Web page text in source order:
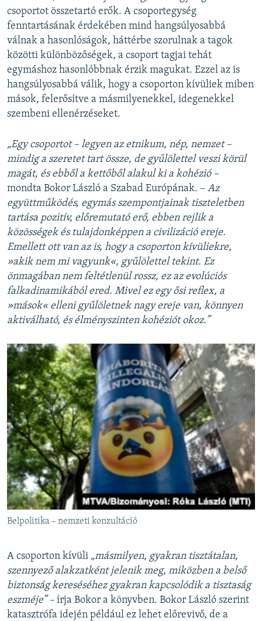
csoportot összetartó erők. A csoportegység
fenntartásának érdekében mind hangsúlyosabbá
válnak a hasonlóságok, háttérbe szorulnak a tagok
közötti különbözőségek, a csoport tagjai tehát
egymáshoz hasonlóbbnak érzik magukat. Ezzel az is
hangsúlyosabbá válik, hogy a csoporton kívüliek miben
mások, felerősítve a másmilyenekkel, idegenekkel
szembeni ellenérzéseket.
„Egy csoportot – legyen az etnikum, nép, nemzet –
mindig a szeretet tart össze, de gyűlölettel veszi körül
magát, és ebből a kettőből alakul ki a kohézió –
mondta Bokor László a Szabad Európának. – Az
együttműködés, egymás szempontjainak tiszteletben
tartása pozitív, előremutató erő, ebben rejlik a
közösségek és tulajdonképpen a civilizáció ereje.
Emellett ott van az is, hogy a csoporton kívüliekre,
»akik nem mi vagyunk«, gyűlölettel tekint. Ez
önmagában nem feltétlenül rossz, ez az evolúciós
falkadinamikából ered. Mivel ez egy ősi reflex, a
»mások« elleni gyűlöletnek nagy ereje van, könnyen
aktiválható, és élményszinten kohéziót okoz.”
Belpolitika – nemzeti konzultáció
A csoporton kívüli „másmilyen, gyakran tisztátalan,
szennyező alakzatként jelenik meg, miközben a belső
biztonság kereséséhez gyakran kapcsolódik a tisztaság
eszméje” – írja Bokor a könyvben. Bokor László szerint
katasztrófa idején például ez lehet előrevivő, de a